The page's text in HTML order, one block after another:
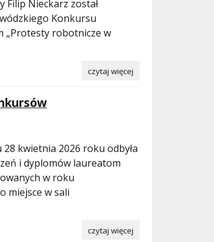
Filip Nieckarz został
Konkursu
„Protesty robotnicze w
czytaj więcej
kwietnia 2026 roku odbyła
i dyplomów laureatom
w roku
miejsce w sali
czytaj więcej